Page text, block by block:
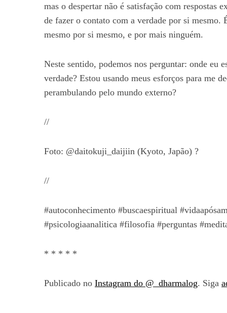
mas o despertar não é satisfação com respostas
de fazer o contato com a verdade por si mesmo.
mesmo por si mesmo, e por mais ninguém.
Neste sentido, podemos nos perguntar: onde eu
verdade? Estou usando meus esforços para me
perambulando pelo mundo externo?
//
Foto: @daitokuji_daijiin (Kyoto, Japão) ?
//
#autoconhecimento #buscaespiritual
#psicologiaanalitica #filosofia #perguntas
* * * * *
Publicado no Instagram do @_dharmalog. Siga